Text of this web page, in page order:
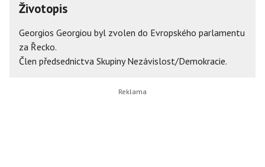
Životopis
Georgios Georgiou byl zvolen do Evropského parlamentu
za Řecko.
Člen předsednictva Skupiny Nezávislost/Demokracie.